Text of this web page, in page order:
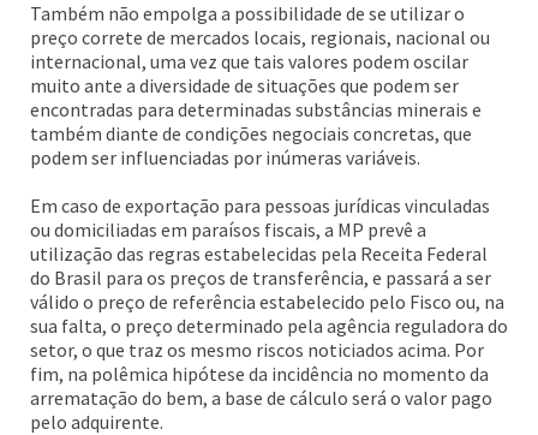
Também não empolga a possibilidade de se utilizar o
preço correte de mercados locais, regionais, nacional ou
internacional, uma vez que tais valores podem oscilar
muito ante a diversidade de situações que podem ser
encontradas para determinadas substâncias minerais e
também diante de condições negociais concretas, que
podem ser influenciadas por inúmeras variáveis.
Em caso de exportação para pessoas jurídicas vinculadas
ou domiciliadas em paraísos fiscais, a MP prevê a
utilização das regras estabelecidas pela Receita Federal
do Brasil para os preços de transferência, e passará a ser
válido o preço de referência estabelecido pelo Fisco ou, na
sua falta, o preço determinado pela agência reguladora do
setor, o que traz os mesmo riscos noticiados acima. Por
fim, na polêmica hipótese da incidência no momento da
arrematação do bem, a base de cálculo será o valor pago
pelo adquirente.